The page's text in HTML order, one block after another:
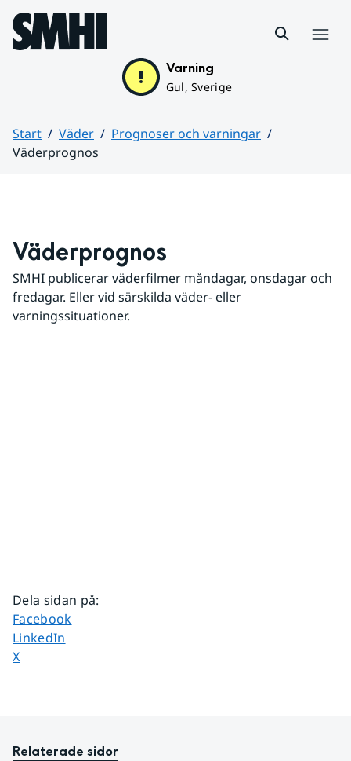
Hoppa till sidans innehåll
Varning
Gul, Sverige
Start Väder
Prognoser och varningar
Väderprognos
Väderprognos
SMHI publicerar väderfilmer måndagar, onsdagar och
fredagar. Eller vid särskilda väder- eller
varningssituationer.
Dela sidan på:
Dela sidan på
Facebook
Dela sidan på
LinkedIn
Dela sidan på
X
Relaterade sidor